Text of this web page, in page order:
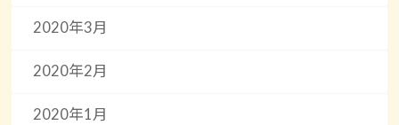
2020年3月
2020年2月
2020年1月